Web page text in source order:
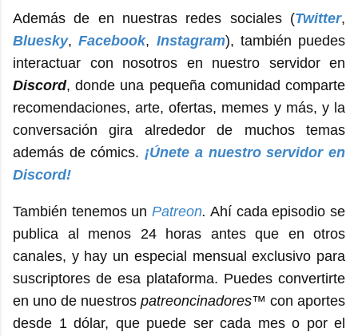
Además de en nuestras redes sociales (Twitter,
Bluesky,Facebook, Instagram), también puedes
interactuar con nosotros en nuestro servidor en
Discord, donde una pequeña comunidad comparte
recomendaciones, arte, ofertas, memes y más, y la
conversación gira alrededor de muchos temas
además de cómics. ¡Únete a nuestro servidor en
Discord!
También tenemos unPatreon. Ahí cada episodio se
publica al menos 24 horas antes que en otros
canales, y hay un especial mensual exclusivo para
suscriptores de esa plataforma. Puedes convertirte
en uno de nuestros patreoncinadores™ con aportes
desde 1 dólar, que puede ser cada mes o por el